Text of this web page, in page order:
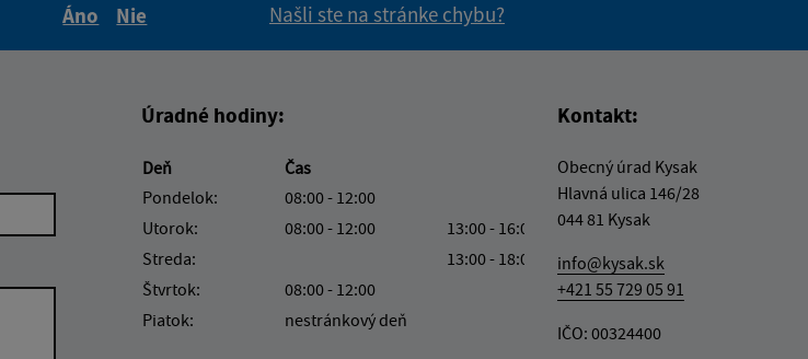
Áno
Nie
Našli ste na stránke chybu?
Úradné hodiny:
Deň
Čas
Pondelok:
08:00 - 12:00
Utorok:
08:00 - 12:00
13:00 - 16:00
Streda:
13:00 - 18:00
Štvrtok:
08:00 - 12:00
Piatok:
nestránkový deň
Kontakt:
Obecný úrad Kysak
Hlavná ulica 146/28
044 81 Kysak
info@kysak.sk
+421 55 729 05 91
IČO: 00324400